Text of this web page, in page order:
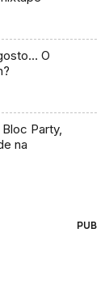
O
Party,
na
PUB